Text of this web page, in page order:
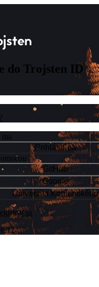
do Trojsten ID
Prihlásiť sa
GitHub
Google
Univerzita Komenského
sa